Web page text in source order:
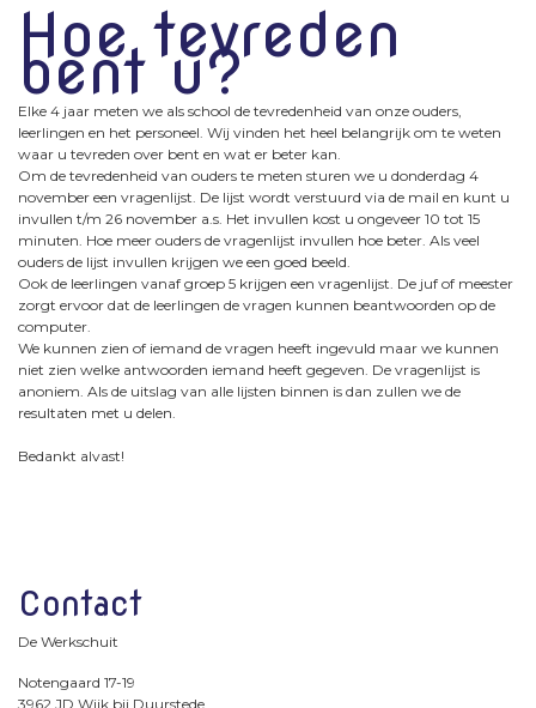
Hoe tevreden
bent u?
Elke 4 jaar meten we als school de tevredenheid van onze ouders,
leerlingen en het personeel. Wij vinden het heel belangrijk om te weten
waar u tevreden over bent en wat er beter kan.
Om de tevredenheid van ouders te meten sturen we u donderdag 4
november een vragenlijst. De lijst wordt verstuurd via de mail en kunt u
invullen t/m 26 november a.s. Het invullen kost u ongeveer 10 tot 15
minuten. Hoe meer ouders de vragenlijst invullen hoe beter. Als veel
ouders de lijst invullen krijgen we een goed beeld.
Ook de leerlingen vanaf groep 5 krijgen een vragenlijst. De juf of meester
zorgt ervoor dat de leerlingen de vragen kunnen beantwoorden op de
computer.
We kunnen zien of iemand de vragen heeft ingevuld maar we kunnen
niet zien welke antwoorden iemand heeft gegeven. De vragenlijst is
anoniem. Als de uitslag van alle lijsten binnen is dan zullen we de
resultaten met u delen.
Bedankt alvast!
Contact
De Werkschuit
Notengaard 17-19
3962 JD Wijk bij Duurstede